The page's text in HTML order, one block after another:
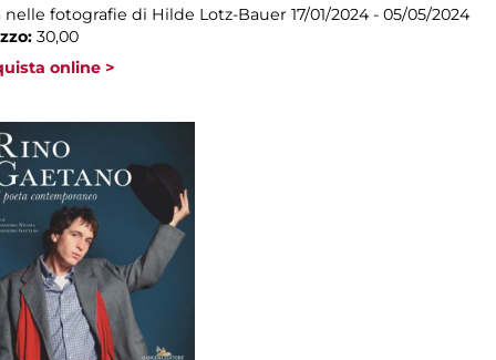
nelle fotografie di Hilde Lotz-Bauer 17/01/2024 - 05/05/2024
30,00
online >